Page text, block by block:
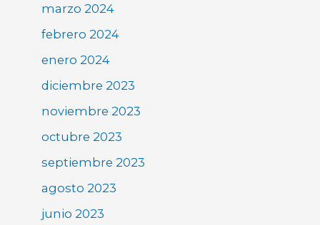
marzo 2024
febrero 2024
enero 2024
diciembre 2023
noviembre 2023
octubre 2023
septiembre 2023
agosto 2023
junio 2023